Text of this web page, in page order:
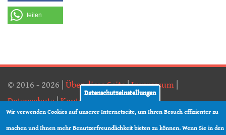
teilen
© 2016 - 2026 | Über diese Seite|Impressum
Datenschutz|Kontakt
Datenschutzeinstellungen
Wir verwenden Cookies auf unserer Internetseite, um Ihren Besuch effizienter zu
machen und Ihnen mehr Benutzerfreundlichkeit bieten zu können. Wenn Sie in den